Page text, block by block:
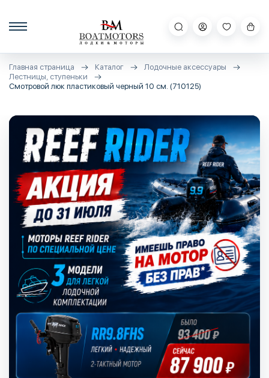
Главная страница Каталог
Лодочные аксессуары
Лестницы, ступеньки
Смотровой люк пластиковый черный 10 см. (710125)